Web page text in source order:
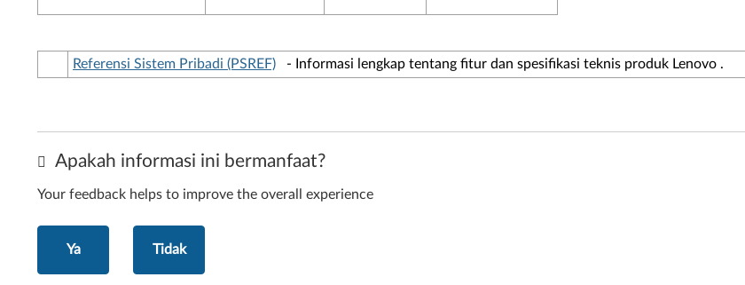
Referensi Sistem Pribadi (PSREF) - Informasi lengkap tentang fitur dan spesifikasi teknis produk Lenovo .
Apakah informasi ini bermanfaat?
Your feedback helps to improve the overall experience
Ya Tidak